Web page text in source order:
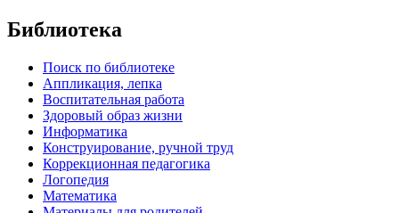
Библиотека
Поиск по библиотеке
Аппликация, лепка
Воспитательная работа
Здоровый образ жизни
Информатика
Конструирование, ручной труд
Коррекционная педагогика
Логопедия
Математика